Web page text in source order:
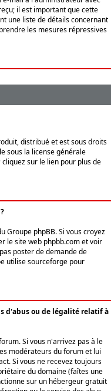
il est important que cette
une liste de détails concernant
les mesures répressives
distribué et est sous droits
sous la license générale
sur le lien pour plus de
Groupe phpBB. Si vous croyez
le site web phpbb.com et voir
poster de demande de
utilise sourceforge pour
d'abus ou de légalité relatif à
Si vous n'arrivez pas à le
modérateurs du forum et lui
Si vous ne recevez toujours
du domaine (faîtes une
sur un hébergeur gratuit